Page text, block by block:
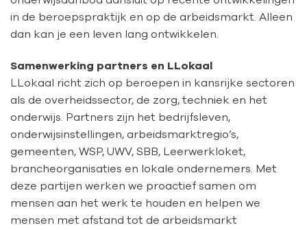
in de beroepspraktijk en op de arbeidsmarkt. Alleen
dan kan je een leven lang ontwikkelen.
Samenwerking partners en LLokaal
LLokaal richt zich op beroepen in kansrijke sectoren
als de overheidssector, de zorg, techniek en het
onderwijs. Partners zijn het bedrijfsleven,
onderwijsinstellingen, arbeidsmarktregio’s,
gemeenten, WSP, UWV, SBB, Leerwerkloket,
brancheorganisaties en lokale ondernemers. Met
deze partijen werken we proactief samen om
mensen aan het werk te houden en helpen we
mensen met afstand tot de arbeidsmarkt